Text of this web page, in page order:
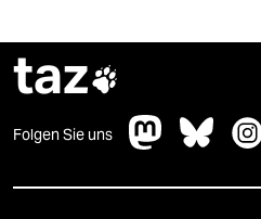
taz
Folgen Sie uns